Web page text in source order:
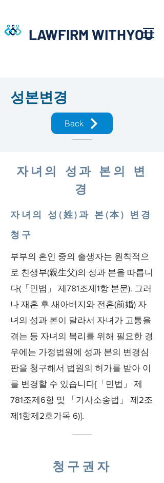
LAWFIRM WITHYOU
성본변경
Back
자녀의 성과 본의 변
경
자녀의 성(姓)과 본(本) 변경
청구
부부의 혼인 중의 출생자는 원칙적으
로 친생부(親生父)의 성과 본을 따릅니
다(「민법」 제781조제1항 본문). 그러
나 재혼 후 새아버지와 전혼(前婚) 자
녀의 성과 본이 달라서 자녀가 고통을
겪는 등 자녀의 복리를 위해 필요한 경
우에는 가정법원에 성과 본의 변경심
판을 청구해서 법원의 허가를 받아 이
를 변경할 수 있습니다[「민법」 제
781조제6항 및 「가사소송법」 제2조
제1항제2호가목 6)].
청구권자